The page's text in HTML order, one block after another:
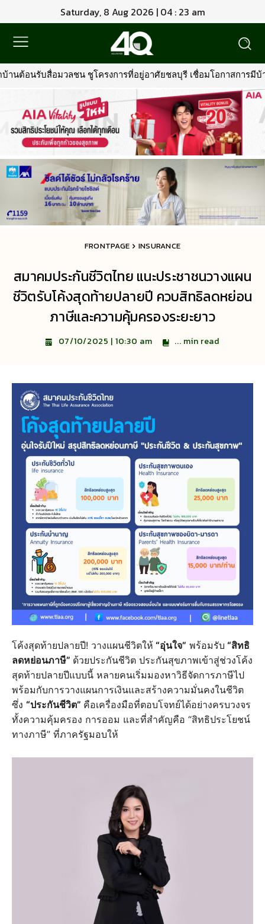
Saturday, 8 Aug 2026 | 04 : 23 am
การที่อยู่อาศัยชลบุรี เชื่อมโอกาสการมีบ้านคุณภาพ รองรับการเติบ
FRONTPAGE INSURANCE
สมาคมประกันชีวิตไทย แนะประชาชนวางแผน
ชีวิตรับโค้งสุดท้ายปลายปี ควบสิทธิลดหย่อน
ภาษีและความคุ้มครองระยะยาว
07/10/2025 | 10:30 am ... min read
โค้งสุดท้ายปลายปี! วางแผนชีวิตให้ “อุ่นใจ” พร้อมรับ “สิทธิ
ลดหย่อนภาษี” ด้วยประกันชีวิต ประกันสุขภาพเข้าสู่ช่วงโค้ง
สุดท้ายปลายปีแบบนี้ หลายคนเริ่มมองหาวิธีจัดการภาษีไป
พร้อมกับการวางแผนการเงินและสร้างความมั่นคงในชีวิต
ซึ่ง “ประกันชีวิต” คือเครื่องมือที่ตอบโจทย์ได้อย่างครบวงจร
ทั้งความคุ้มครอง การออม และที่สำคัญคือ “สิทธิประโยชน์
ทางภาษี” ที่ภาครัฐมอบให้